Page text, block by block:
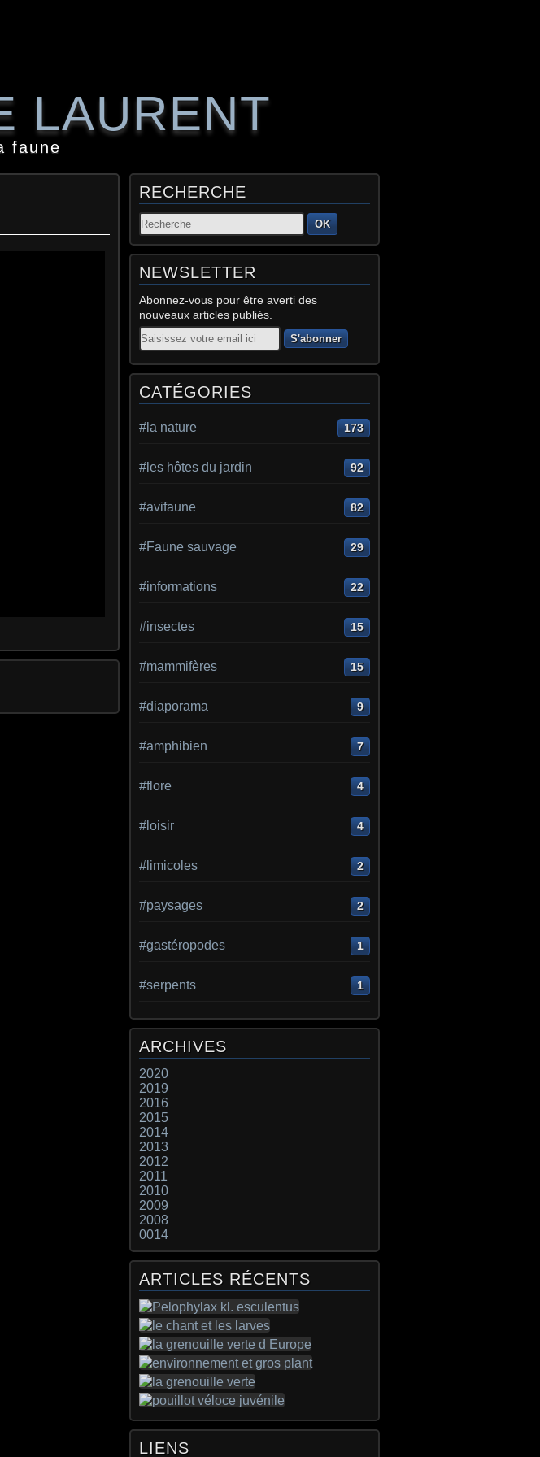
LAURENT
faune
RECHERCHE
OK
NEWSLETTER
Abonnez-vous pour être averti des
nouveaux articles publiés.
Email
CATÉGORIES
#la nature 173
#les hôtes du jardin 92
#avifaune 82
#Faune sauvage 29
#informations 22
#insectes 15
#mammifères 15
#diaporama 9
#amphibien 7
#flore 4
#loisir 4
#limicoles 2
#paysages 2
#gastéropodes 1
#serpents 1
ARCHIVES
2020
2019
2016
2015
2014
2013
2012
2011
2010
2009
2008
0014
ARTICLES RÉCENTS
LIENS